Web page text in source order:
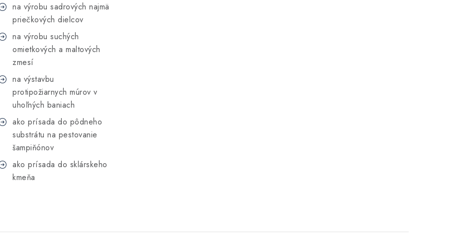
na výrobu sadrových najmä
priečkových dielcov
na výrobu suchých
omietkových a maltových
zmesí
na výstavbu
protipožiarnych múrov v
uhoľných baniach
ako prísada do pôdneho
substrátu na pestovanie
šampiňónov
ako prísada do sklárskeho
kmeňa